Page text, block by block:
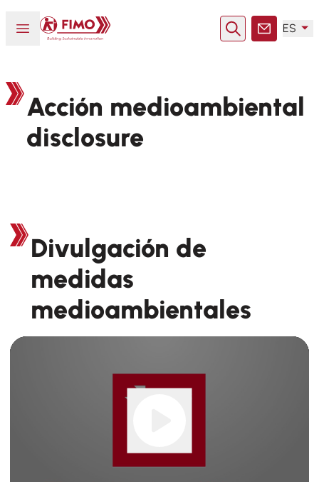
Abrir o cerrar el menú
Volver a la página principal
Buscar enContacto
ES
Acción medioambiental
disclosure
Divulgación de
medidas
medioambientales